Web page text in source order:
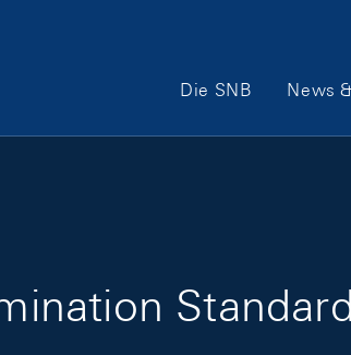
Hauptnavigation
Die SNB News